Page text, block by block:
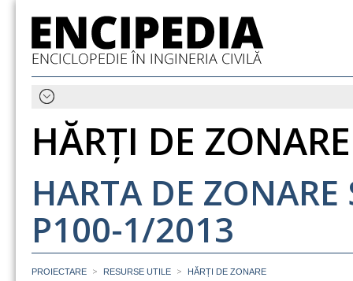
HĂRȚI DE ZONARE
HARTA DE
P100-1/2013
PROIECTARE > RESURSE UTILE > HĂRȚI DE ZONARE